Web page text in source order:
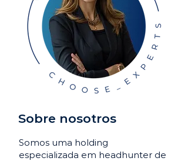
Sobre nosotros
Somos uma holding
especializada em headhunter de